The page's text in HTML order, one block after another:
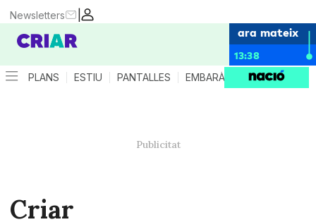
|
Newsletters
ara mateix
13:38
PLANS ESTIU PANTALLES EMBARÀS CRIANÇA
Criar